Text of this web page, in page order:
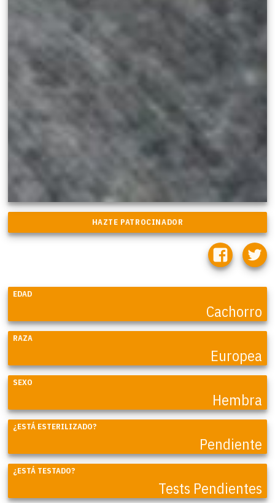
EDAD
Cachorro
RAZA
Europea
SEXO
Hembra
¿ESTÁ ESTERILIZADO?
Pendiente
¿ESTÁ TESTADO?
Tests Pendientes